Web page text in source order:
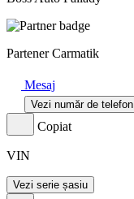
Partener Carmatik
Mesaj
Vezi număr de telefon
Copiat
VIN
Vezi serie șasiu